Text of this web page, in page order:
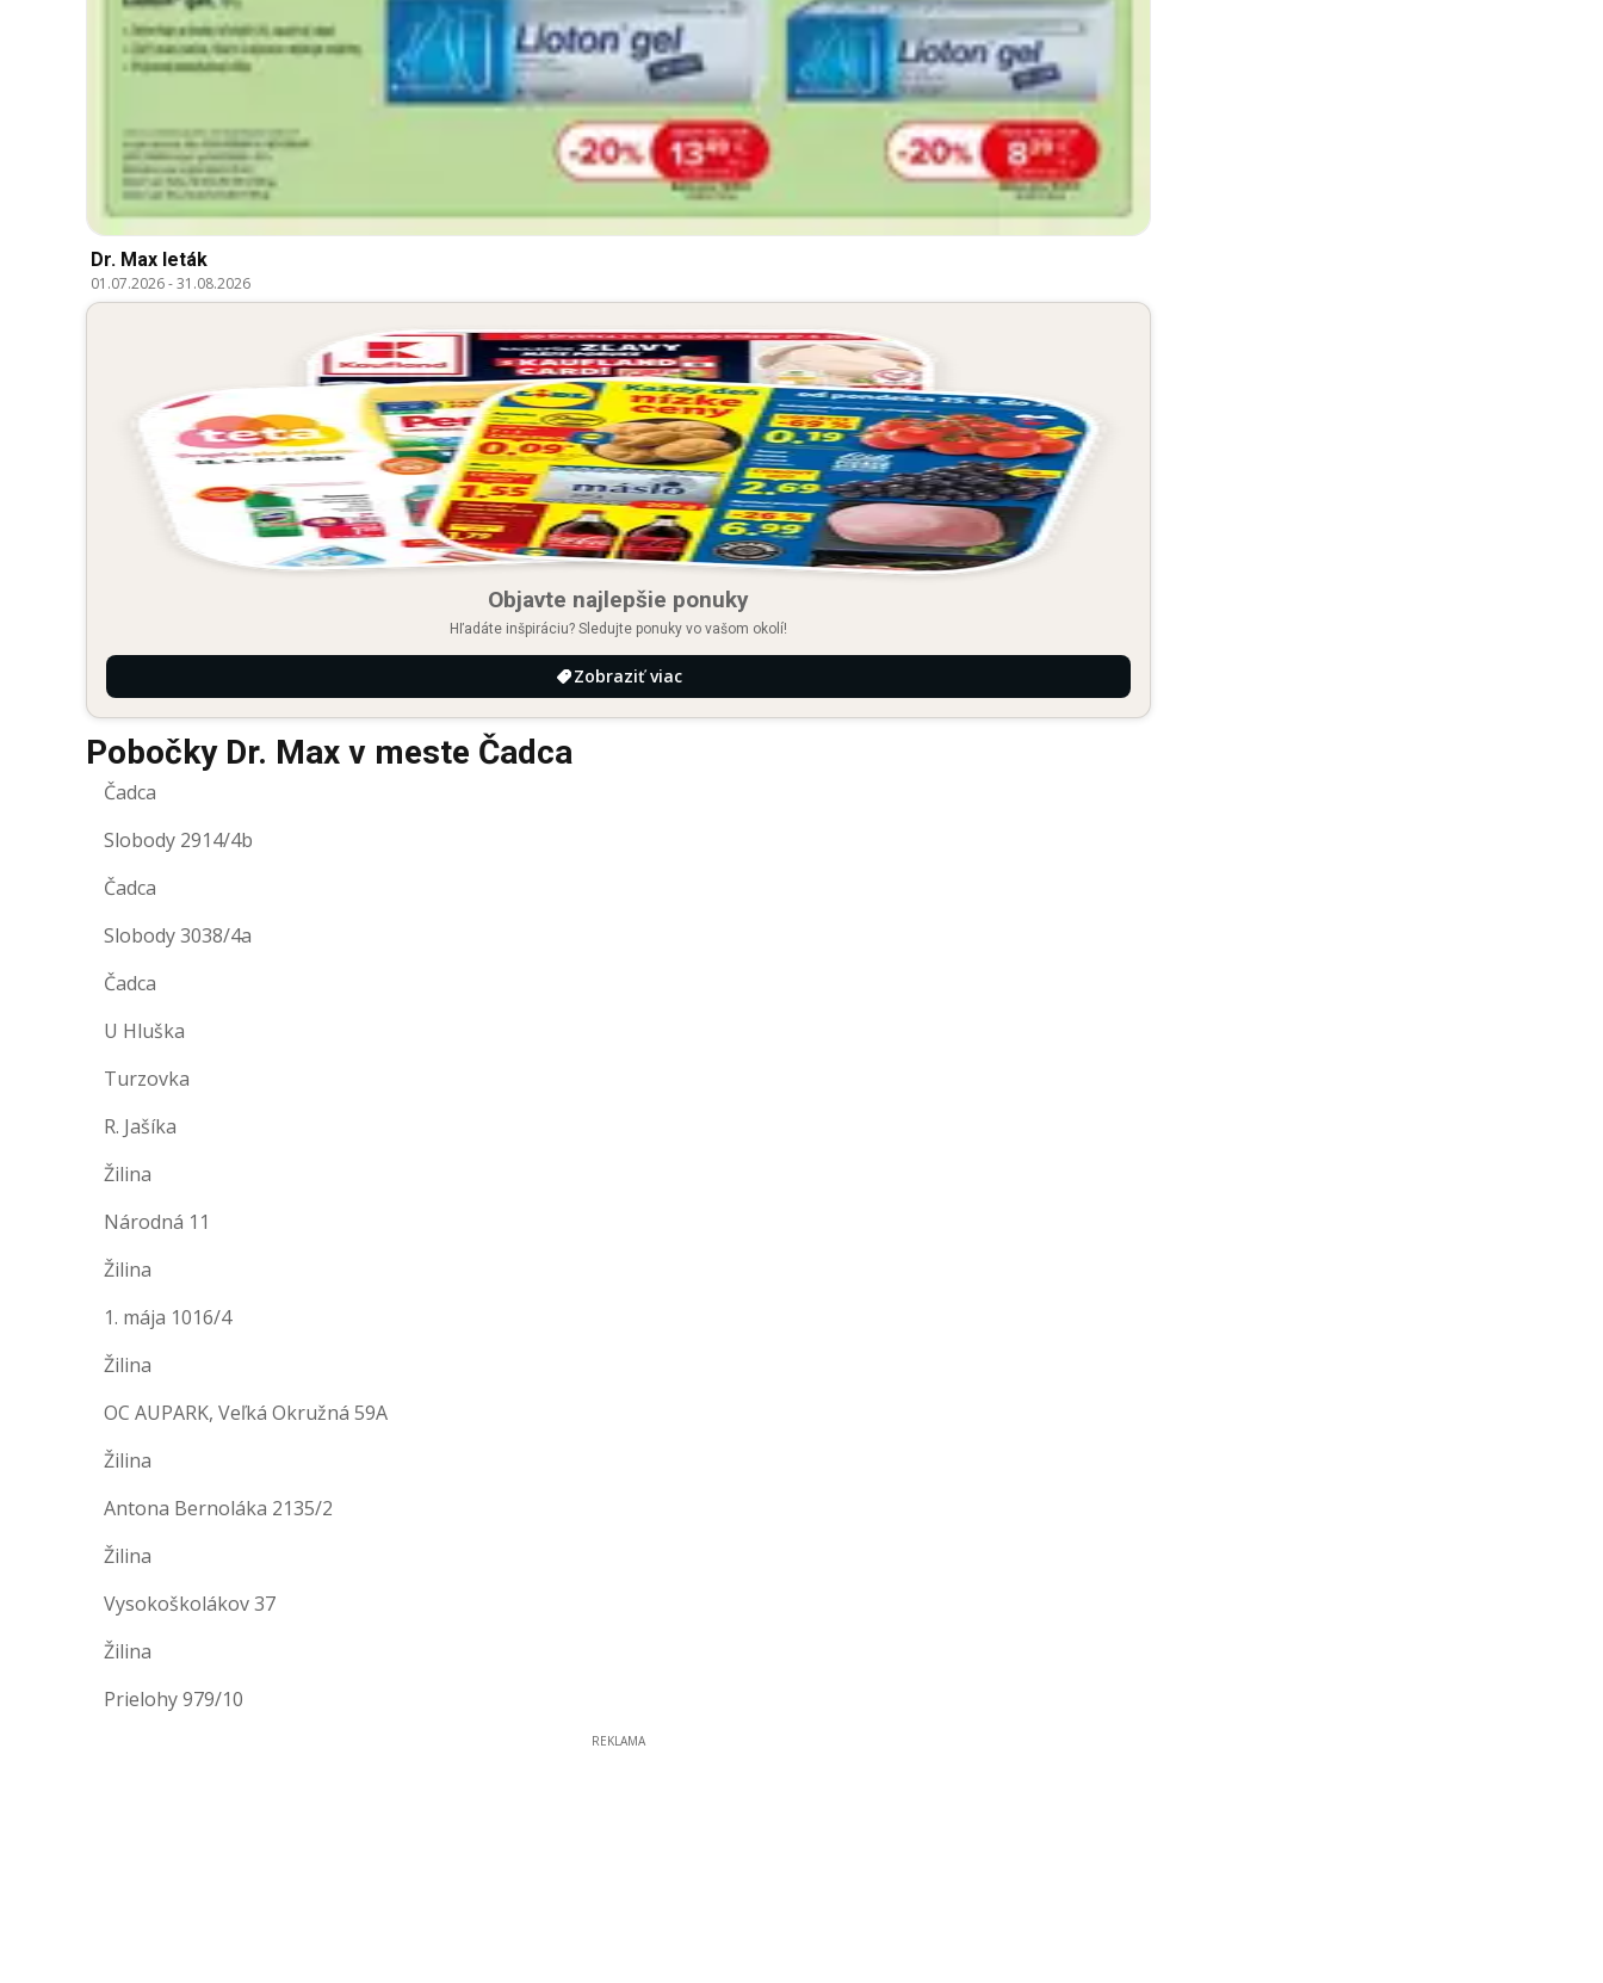
Dr. Max leták
01.07.2026-31.08.2026
Objavte najlepšie ponuky
Hľadáte inšpiráciu? Sledujte ponuky vo vašom okolí!
Zobraziť viac
Pobočky Dr. Max v meste Čadca
Čadca
Slobody 2914/4b
Čadca
Slobody 3038/4a
Čadca
U Hluška
Turzovka
R. Jašíka
Žilina
Národná 11
Žilina
1. mája 1016/4
Žilina
OC AUPARK, Veľká Okružná 59A
Žilina
Antona Bernoláka 2135/2
Žilina
Vysokoškolákov 37
Žilina
Prielohy 979/10
REKLAMA